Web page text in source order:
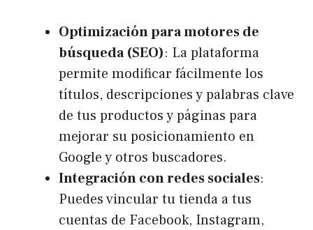
Optimización para motores de
búsqueda (SEO): La plataforma
permite modificar fácilmente los
títulos, descripciones y palabras clave
de tus productos y páginas para
mejorar su posicionamiento en
Google y otros buscadores.
Integración con redes sociales:
Puedes vincular tu tienda a tus
cuentas de Facebook, Instagram,